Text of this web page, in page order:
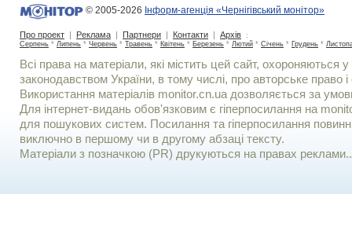
© 2005-2026 Інформ-агенція «Чернігівський монітор»
Про проект | Реклама | Партнери | Контакти | Архів :
Серпень * Липень * Червень * Травень * Квітень * Березень * Лютий * Січень * Грудень *
Всі права на матеріали, які містить цей сайт, охороняються у
законодавством України, в тому числі, про авторське право і
Використання матерiалiв monitor.cn.ua дозволяється за
Для iнтернет-видань обов'язковим є гiперпосилання на
для пошукових систем. Посилання та гіперпосилання
виключно в першому чи в другому абзаці тексту.
Матеріали з позначкою (PR) друкуються на правах реклами..